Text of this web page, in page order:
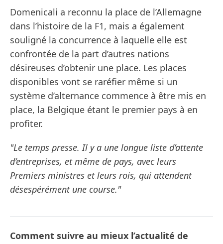
Domenicali a reconnu la place de l’Allemagne
dans l’histoire de la F1, mais a également
souligné la concurrence à laquelle elle est
confrontée de la part d’autres nations
désireuses d’obtenir une place. Les places
disponibles vont se raréfier même si un
système d’alternance commence à être mis en
place, la Belgique étant le premier pays à en
profiter.
"Le temps presse. Il y a une longue liste d’attente
d’entreprises, et même de pays, avec leurs
Premiers ministres et leurs rois, qui attendent
désespérément une course."
Comment suivre au mieux l’actualité de